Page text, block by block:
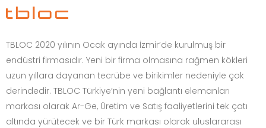
TBLOC 2020 yılının Ocak ayında İzmir’de kurulmuş bir
endüstri firmasıdır. Yeni bir firma olmasına rağmen kökleri
uzun yıllara dayanan tecrübe ve birikimler nedeniyle çok
derindedir. TBLOC Türkiye’nin yeni bağlantı elemanları
markası olarak Ar-Ge, Üretim ve Satış faaliyetlerini tek çatı
altında yürütecek ve bir Türk markası olarak uluslararası